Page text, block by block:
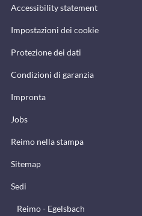
Accessibility statement
Impostazioni dei cookie
Protezione dei dati
Condizioni di garanzia
Impronta
Jobs
Reimo nella stampa
Sitemap
Sedi
Reimo - Egelsbach